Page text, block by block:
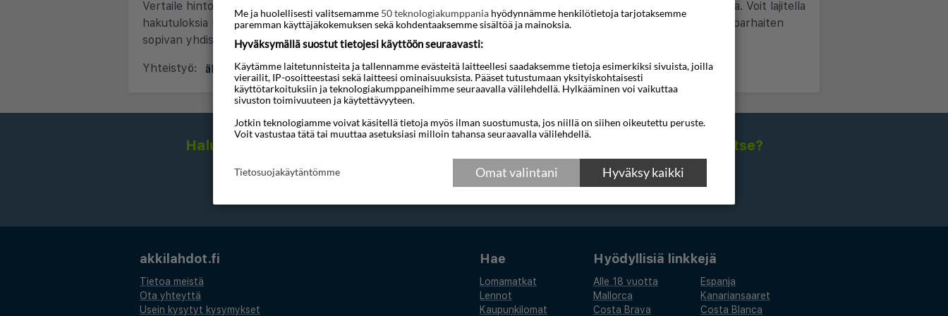
Vertaile hintoja ja tarjouksia yli 700 lentoyhtiöltä, 30 matkatoimistolta ja 4 valmismatkanjärjestäjältä yhdellä haulla. Voit lajitella
hakutuloksia hinnan, lentojen suoruuden ja meno–paluun tai yhdensuuntaisuuden mukaan – ja valita juuri sinulle parhaiten
sopivan yhdistelmän.
Yhteistyö: &
Haluatko saada houkuttelevia tarjouksia, matkavinkkejä ja uutisia sähköpostitse?
akkilahdot.fi
Tietoa meistä
Ota yhteyttä
Usein kysytyt kysymykset
Hae
Lomamatkat
Lennot
Kaupunkilomat
Hyödyllisiä linkkejä
Alle 18 vuotta
Espanja
Mallorca
Kanariansaaret
Costa Brava
Costa Blanca
Me ja huolellisesti valitsemamme 50 teknologiakumppania hyödynnämme henkilötietoja tarjotaksemme
paremman käyttäjäkokemuksen sekä kohdentaaksemme sisältöä ja mainoksia.
Hyväksymällä suostut tietojesi käyttöön seuraavasti:
Käytämme laitetunnisteita ja tallennamme evästeitä laitteellesi saadaksemme tietoja esimerkiksi sivuista, joilla
vierailit, IP-osoitteestasi sekä laitteesi ominaisuuksista. Pääset tutustumaan yksityiskohtaisesti
käyttötarkoituksiin ja teknologiakumppaneihimme seuraavalla välilehdellä. Hylkääminen voi vaikuttaa
sivuston toimivuuteen ja käytettävyyteen.
Jotkin teknologiamme voivat käsitellä tietoja myös ilman suostumusta, jos niillä on siihen oikeutettu peruste.
Voit vastustaa tätä tai muuttaa asetuksiasi milloin tahansa seuraavalla välilehdellä.
Hyväksy kaikki
Omat valintani
Tietosuojakäytäntömme